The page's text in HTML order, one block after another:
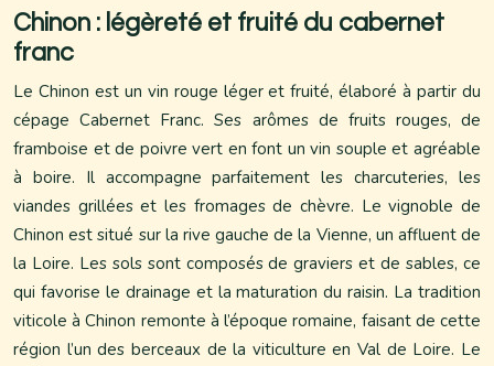
Chinon : légèreté et fruité du cabernet
franc
Le Chinon est un vin rouge léger et fruité, élaboré à partir du
cépage Cabernet Franc. Ses arômes de fruits rouges, de
framboise et de poivre vert en font un vin souple et agréable
à boire. Il accompagne parfaitement les charcuteries, les
viandes grillées et les fromages de chèvre. Le vignoble de
Chinon est situé sur la rive gauche de la Vienne, un affluent de
la Loire. Les sols sont composés de graviers et de sables, ce
qui favorise le drainage et la maturation du raisin. La tradition
viticole à Chinon remonte à l’époque romaine, faisant de cette
région l’un des berceaux de la viticulture en Val de Loire. Le